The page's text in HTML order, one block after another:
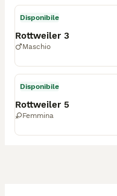
Disponibile
Rottweiler 3
Maschio
Disponibile
Rottweiler 5
Femmina